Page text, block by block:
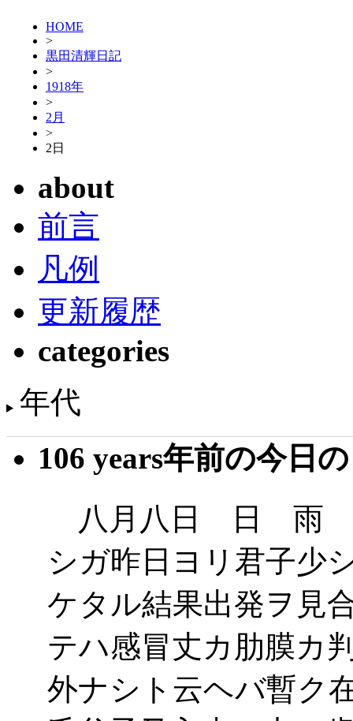
HOME
>
黒田清輝日記
>
1918年
>
2月
>
2日
about
前言
凡例
更新履歴
categories
年代
106 years年前の今日
八月八日 日 雨 本
シガ昨日ヨリ君子少
ケタル結果出発ヲ見
テハ感冒丈カ肋膜カ
外ナシト云ヘバ暫ク